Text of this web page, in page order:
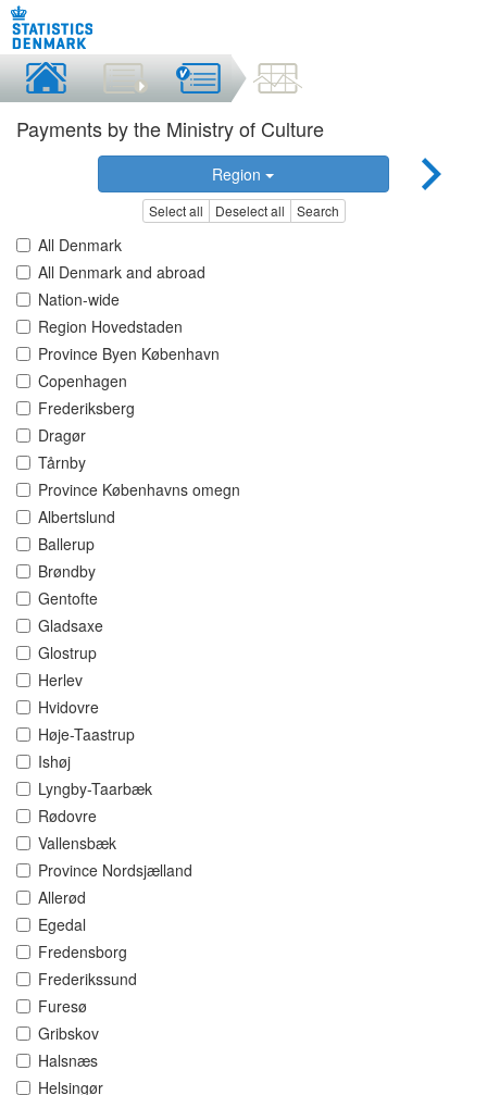
Payments by the Ministry of Culture
Region
Select all Deselect all Search
All Denmark
All Denmark and abroad
Nation-wide
Region Hovedstaden
Province Byen København
Copenhagen
Frederiksberg
Dragør
Tårnby
Province Københavns omegn
Albertslund
Ballerup
Brøndby
Gentofte
Gladsaxe
Glostrup
Herlev
Hvidovre
Høje-Taastrup
Ishøj
Lyngby-Taarbæk
Rødovre
Vallensbæk
Province Nordsjælland
Allerød
Egedal
Fredensborg
Frederikssund
Furesø
Gribskov
Halsnæs
Helsingør